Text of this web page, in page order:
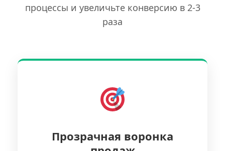
процессы и увеличьте конверсию в 2-3
раза
Прозрачная воронка